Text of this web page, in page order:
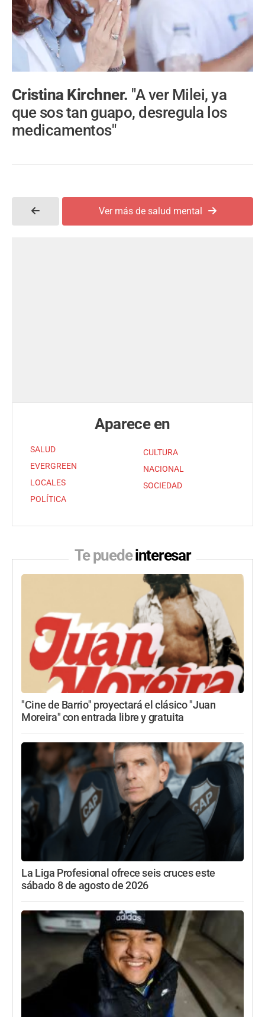
Cristina Kirchner. "A ver Milei, ya
que sos tan guapo, desregula los
medicamentos"
Ver más de salud mental
Aparece en
SALUD
EVERGREEN
LOCALES
POLÍTICA
CULTURA
NACIONAL
SOCIEDAD
Te puedeinteresar
"Cine de Barrio" proyectará el clásico "Juan
Moreira" con entrada libre y gratuita
La Liga Profesional ofrece seis cruces este
sábado 8 de agosto de 2026